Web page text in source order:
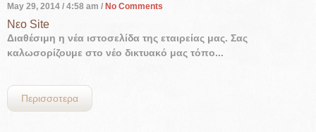
May 29, 2014 / 4:58 am / No Comments
Νεο Site
Διαθέσιμη η νέα ιστοσελίδα της εταιρείας μας. Σας
καλωσορίζουμε στο νέο δικτυακό μας τόπο...
Περισσοτερα